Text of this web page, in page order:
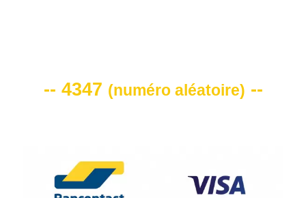
-- 4347 (numéro aléatoire) --